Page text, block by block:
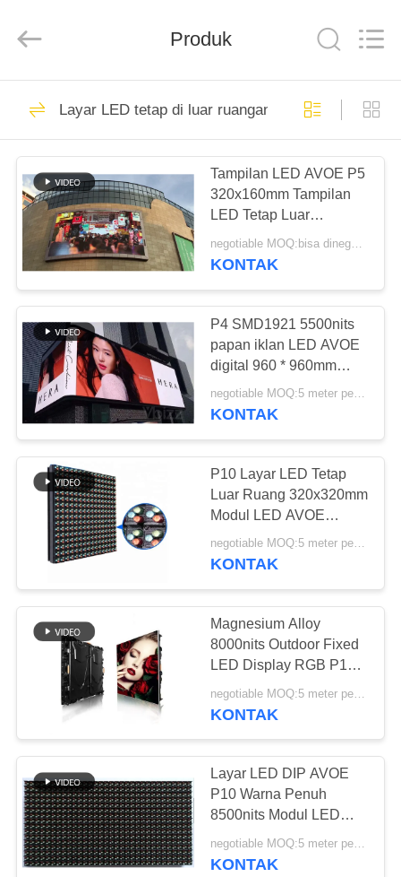
RUMAH
PRODUK
TENTANG
KAMI
TUR
PABRIK
KONTROL
KUALITAS
HUBUNGI
KAMI
BERITA
KASUS-
KASUS
BLOG
MINTA
KUTIPAN
VR
All
Reserved.
Layar LED tetap di
luar ruangan
Tampilan LED tetap
dalam ruangan
76
Tampilan LED kaca
transparan
Tampilan LED sewa
panggung
95
Produk
Layar LED tetap di luar ruangan
Tampilan LED AVOE P5
320x160mm Tampilan
LED Tetap Luar
Ruangan Laju
Penyegaran Tinggi
negotiable MOQ:bisa dinegosiasikan
KONTAK
P4 SMD1921 5500nits
papan iklan LED AVOE
digital 960 * 960mm
Kabinet
negotiable MOQ:5 meter persegi
KONTAK
P10 Layar LED Tetap
Luar Ruang 320x320mm
Modul LED AVOE
Pemeliharaan Depan
negotiable MOQ:5 meter persegi
KONTAK
Magnesium Alloy
8000nits Outdoor Fixed
LED Display RGB P10
960*960mm
KONTAK
Layar LED DIP AVOE
P10 Warna Penuh
8500nits Modul LED
320x160mm
negotiable MOQ:5 meter persegi
KONTAK